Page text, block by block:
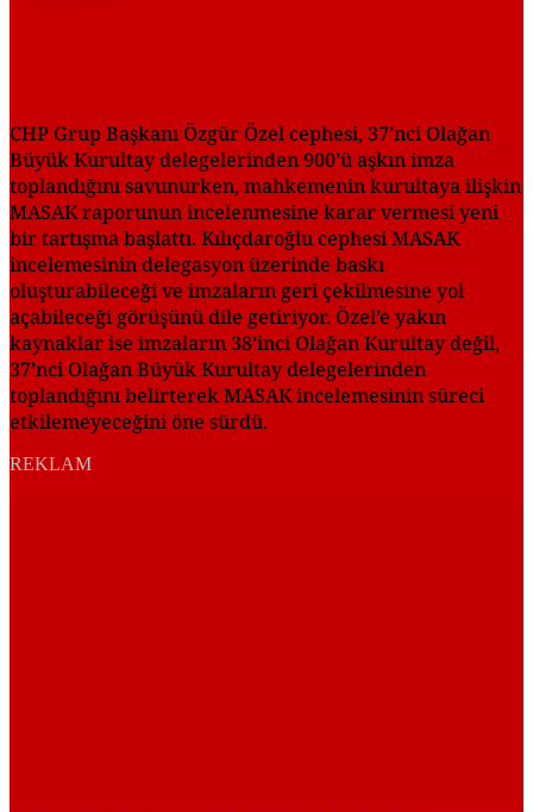
CHP Grup Başkanı Özgür Özel cephesi, 37’nci Olağan
Büyük Kurultay delegelerinden 900’ü aşkın imza
toplandığını savunurken, mahkemenin kurultaya ilişkin
MASAK raporunun incelenmesine karar vermesi yeni
bir tartışma başlattı. Kılıçdaroğlu cephesi MASAK
incelemesinin delegasyon üzerinde baskı
oluşturabileceği ve imzaların geri çekilmesine yol
açabileceği görüşünü dile getiriyor. Özel’e yakın
kaynaklar ise imzaların 38’inci Olağan Kurultay değil,
37’nci Olağan Büyük Kurultay delegelerinden
toplandığını belirterek MASAK incelemesinin süreci
etkilemeyeceğini öne sürdü.
REKLAM